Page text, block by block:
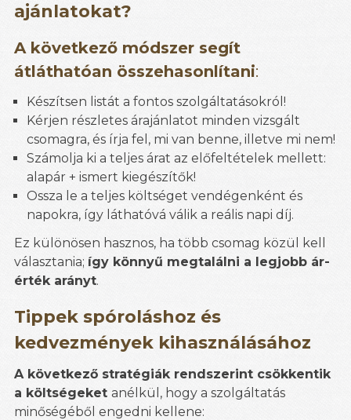
ajánlatokat?
A következő módszer segít
átláthatóan összehasonlítani:
Készítsen listát a fontos szolgáltatásokról!
Kérjen részletes árajánlatot minden vizsgált
csomagra, és írja fel, mi van benne, illetve mi nem!
Számolja ki a teljes árat az előfeltételek mellett:
alapár + ismert kiegészítők!
Ossza le a teljes költséget vendégenként és
napokra, így láthatóvá válik a reális napi díj.
Ez különösen hasznos, ha több csomag közül kell
választania; így könnyű megtalálni a legjobb ár-
érték arányt.
Tippek spóroláshoz és
kedvezmények kihasználásához
A következő stratégiák rendszerint csökkentik
a költségeket anélkül, hogy a szolgáltatás
minőségéből engedni kellene: